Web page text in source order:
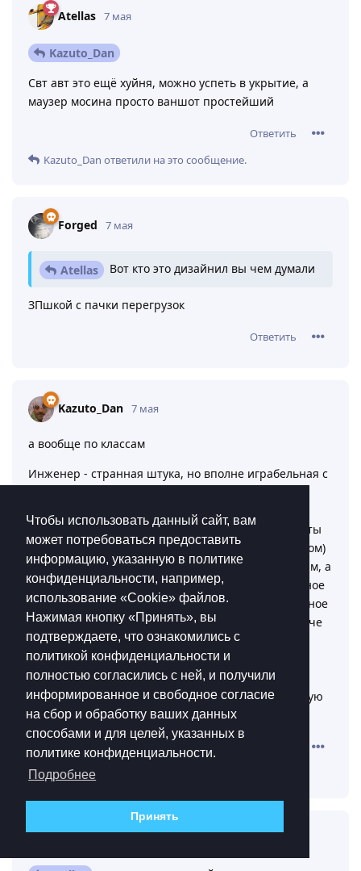
Чтобы использовать данный сайт, вам
может потребоваться предоставить
информацию, указанную в политике
конфиденциальности, например,
использование «Cookie»‎ файлов.
Нажимая кнопку «Принять», вы
подтверждаете, что ознакомились с
политикой конфиденциальности и
полностью согласились с ней, и получили
информированное и свободное согласие
на сбор и обработку ваших данных
способами и для целей, указанных в
политике конфиденциальности.
Подробнее
Принять
Atellas 7 мая
Kazuto_Dan
Свт авт это ещё хуйня, можно успеть в укрытие, а
маузер мосина просто ваншот простейший
Ответить
Kazuto_Dan ответили на это сообщение.
Forged 7 мая
Atellas Вот кто это дизайнил вы чем думали
ЗПшкой с пачки перегрузок
Ответить
Kazuto_Dan 7 мая
а вообще по классам
Инженер - странная штука, но вполне играбельная с
если он 20 уровня, ты в соло и дрочить с угла карты
можешь (АВТ) и пушить со всеми (ППШ с барабаном)
Разведчик - сука чтобы мне регало как этим уродам, а
вообще это пиздец а не класс, сел в любое укромное
место и убиваешь вообще всё что видишь, наверное
единственный класс с которым набить хайтаб легче
чем победить
Пулемётчик - пулемёты немцев - мусор ебаный,
пулемёты советов…. а вообще я не ебу зачем этот
класс нужен когда ППШ с барабаном похуй на какую
дисту давать 6 ебальников и с какого положения
Kazuto_Dan